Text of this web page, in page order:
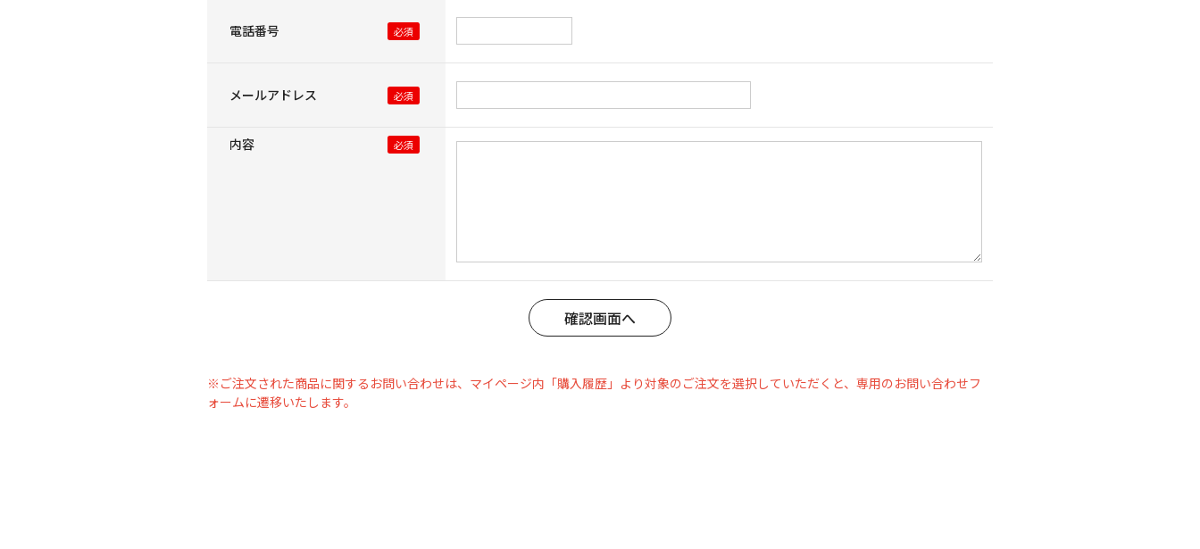
電話番号
メールアドレス
内容
※ご注文された商品に関するお問い合わせは、マイページ内「購入履歴」より対象のご注文を選択していただくと、専用のお問い合わせフ
ォームに遷移いたします。